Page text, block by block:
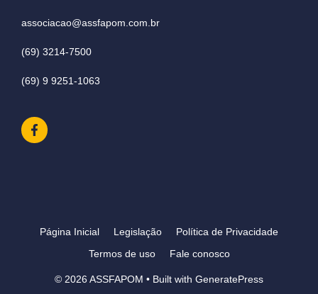
associacao@assfapom.com.br
(69) 3214-7500
(69) 9 9251-1063
Página Inicial Legislação
Política de Privacidade
Termos de uso
Fale conosco
© 2026 ASSFAPOM • Built with GeneratePress